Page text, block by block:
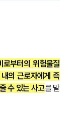
로부터의 위험물질
의 근로자에게 즉
수 있는 사고를 말